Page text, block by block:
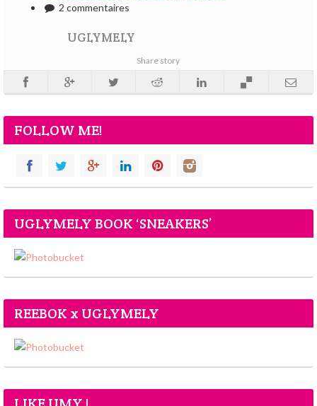
2 commentaires
UGLYMELY
Share story
FOLLOW ME!
UGLYMELY BOOK ‘SNEAKERS’
REEBOK x UGLYMELY